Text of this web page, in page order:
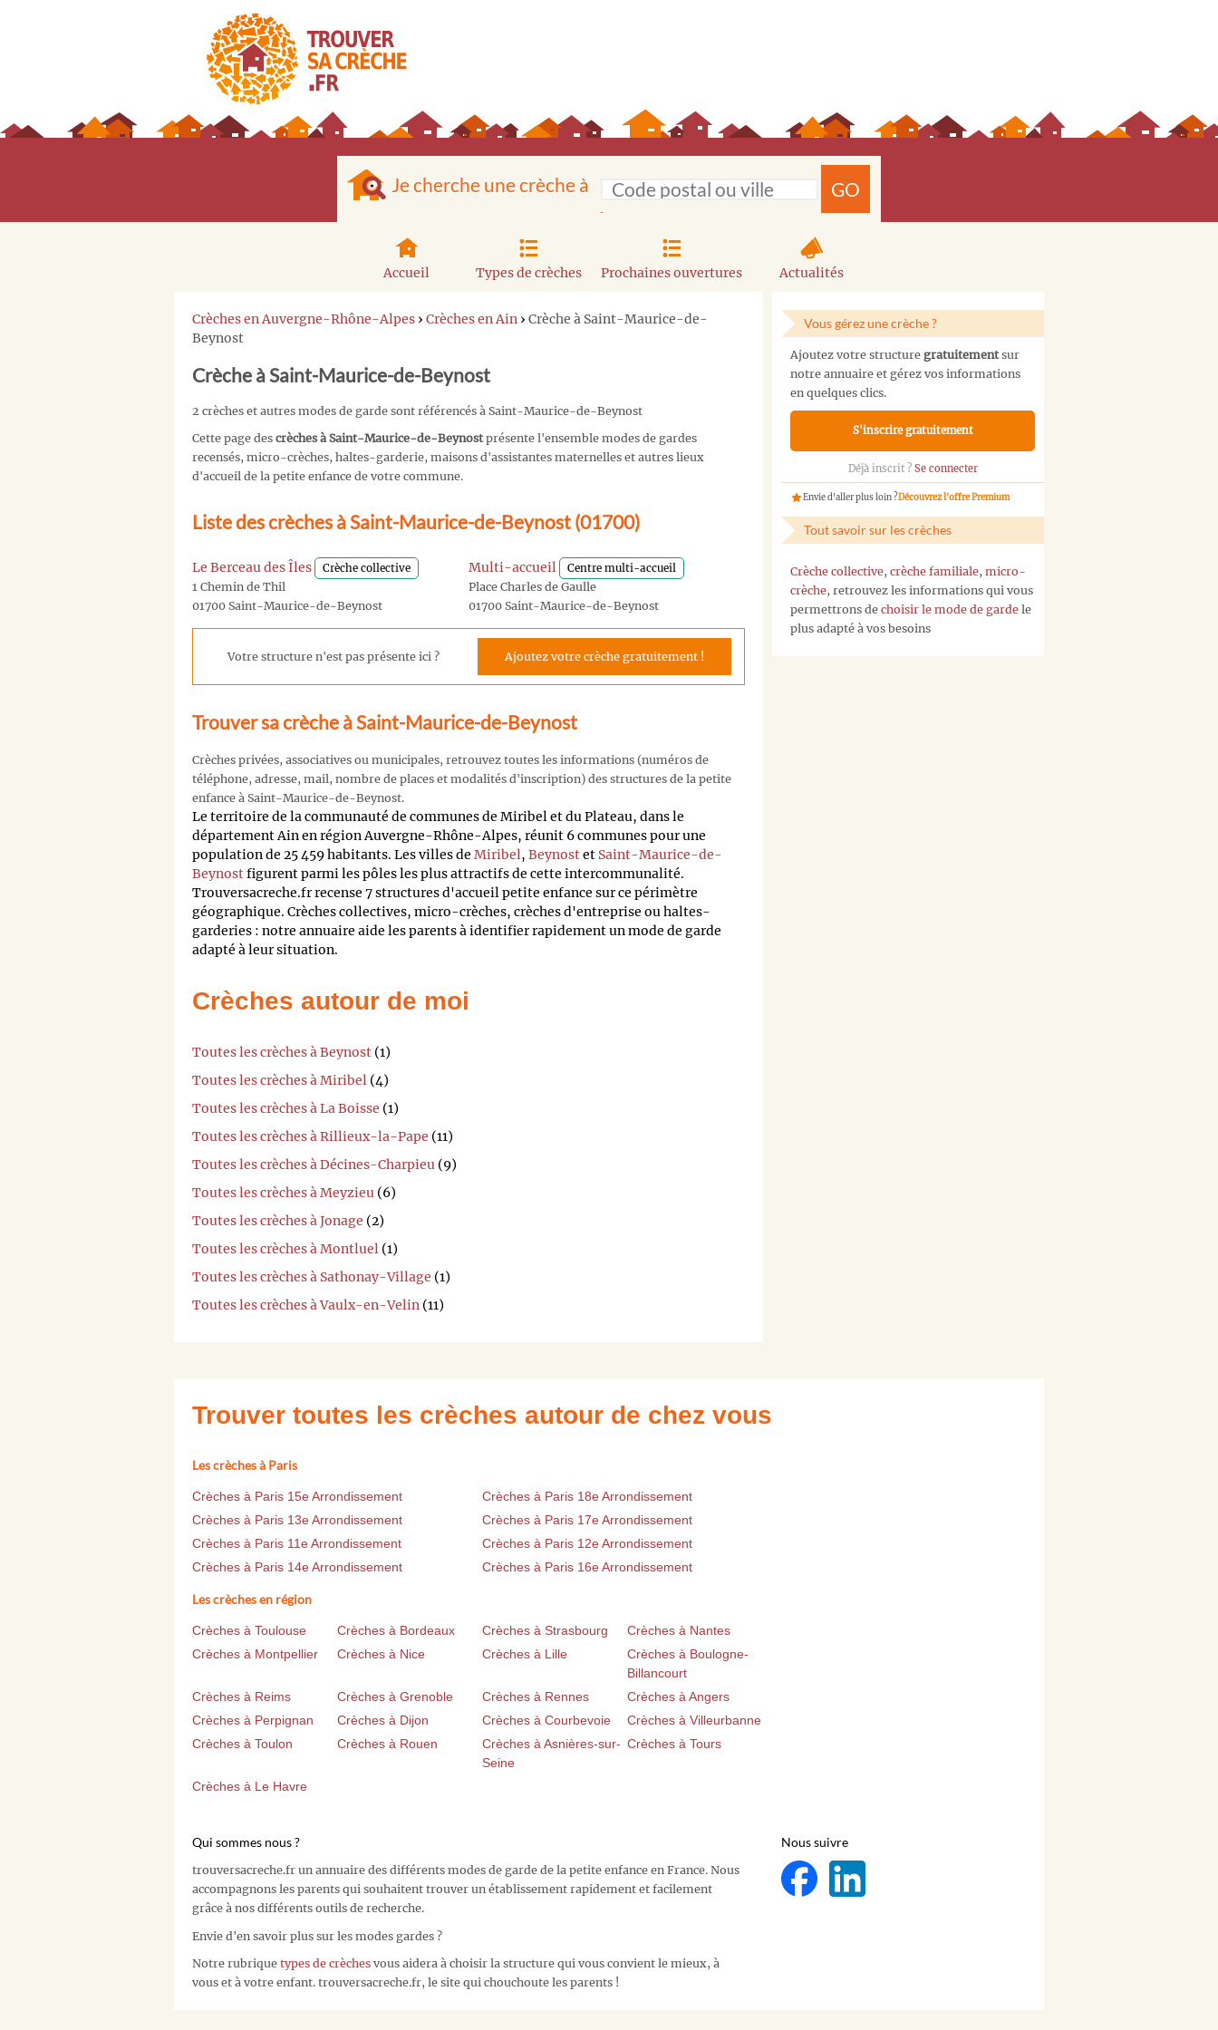
Je cherche une crèche à GO
Accueil Types de crèches Prochaines ouvertures Actualités
Crèches en Auvergne-Rhône-Alpes › Crèches en Ain › Crèche à Saint-Maurice-de-
Beynost
Crèche à Saint-Maurice-de-Beynost
2 crèches et autres modes de garde sont référencés à Saint-Maurice-de-Beynost
Cette page des crèches à Saint-Maurice-de-Beynostprésente l'ensemble modes de gardes
recensés, micro-crèches, haltes-garderie, maisons d'assistantes maternelles et autres lieux
d'accueil de la petite enfance de votre commune.
Liste des crèches à Saint-Maurice-de-Beynost (01700)
Le Berceau des Îles Crèche collective
1 Chemin de Thil
01700 Saint-Maurice-de-Beynost
Multi-accueil Centre multi-accueil
Place Charles de Gaulle
01700 Saint-Maurice-de-Beynost
Votre structure n'est pas présente ici ? Ajoutez votre crèche gratuitement !
Trouver sa crèche à Saint-Maurice-de-Beynost
Crèches privées, associatives ou municipales, retrouvez toutes les informations (numéros de
téléphone, adresse, mail, nombre de places et modalités d'inscription) des structures de la petite
enfance à Saint-Maurice-de-Beynost.
Le territoire de la communauté de communes de Miribel et du Plateau, dans le
département Ain en région Auvergne-Rhône-Alpes, réunit 6 communes pour une
population de 25 459 habitants. Les villes de Miribel, Beynostet Saint-Maurice-de-
Beynostfigurent parmi les pôles les plus attractifs de cette intercommunalité.
Trouversacreche.fr recense 7 structures d'accueil petite enfance sur ce périmètre
géographique. Crèches collectives, micro-crèches, crèches d'entreprise ou haltes-
garderies : notre annuaire aide les parents à identifier rapidement un mode de garde
adapté à leur situation.
Crèches autour de moi
Toutes les crèches à Beynost (1)
Toutes les crèches à Miribel (4)
Toutes les crèches à La Boisse (1)
Toutes les crèches à Rillieux-la-Pape (11)
Toutes les crèches à Décines-Charpieu (9)
Toutes les crèches à Meyzieu (6)
Toutes les crèches à Jonage (2)
Toutes les crèches à Montluel (1)
Toutes les crèches à Sathonay-Village (1)
Toutes les crèches à Vaulx-en-Velin (11)
Vous gérez une crèche ?
Ajoutez votre structure gratuitementsur
notre annuaire et gérez vos informations
en quelques clics.
S'inscrire gratuitement
Déjà inscrit ? Se connecter
Envie d'aller plus loin ?Découvrez l'offre Premium
Tout savoir sur les crèches
Crèche collective, crèche familiale, micro-
crèche, retrouvez les informations qui vous
permettrons de choisir le mode de garde le
plus adapté à vos besoins
Trouver toutes les crèches autour de chez vous
Les crèches à Paris
Crèches à Paris 15e Arrondissement
Crèches à Paris 18e Arrondissement
Crèches à Paris 13e Arrondissement
Crèches à Paris 17e Arrondissement
Crèches à Paris 11e Arrondissement
Crèches à Paris 12e Arrondissement
Crèches à Paris 14e Arrondissement
Crèches à Paris 16e Arrondissement
Les crèches en région
Crèches à Toulouse Crèches à Bordeaux Crèches à Strasbourg
Crèches à Nantes
Crèches à Montpellier
Crèches à Nice Crèches à Lille
Crèches à Boulogne-
Billancourt
Crèches à Reims
Crèches à Grenoble Crèches à Rennes
Crèches à Angers
Crèches à Perpignan
Crèches à Dijon Crèches à Courbevoie
Crèches à Villeurbanne
Crèches à Toulon
Crèches à Rouen
Crèches à Asnières-sur-
Seine
Crèches à Tours
Crèches à Le Havre
Qui sommes nous ?
trouversacreche.fr un annuaire des différents modes de garde de la petite enfance en France. Nous
accompagnons les parents qui souhaitent trouver un établissement rapidement et facilement
grâce à nos différents outils de recherche.
Envie d'en savoir plus sur les modes gardes ?
Notre rubrique types de crèches vous aidera à choisir la structure qui vous convient le mieux, à
vous et à votre enfant. trouversacreche.fr, le site qui chouchoute les parents !
Nous suivre